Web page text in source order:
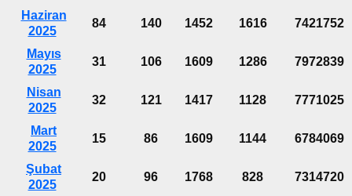
Haziran
2025
84 140 1452 1616 7421752
Mayıs
2025
31 106 1609 1286 7972839
Nisan
2025
32 121 1417 1128 7771025
Mart
2025
15 86 1609 1144 6784069
Şubat
2025
20 96 1768 828 7314720